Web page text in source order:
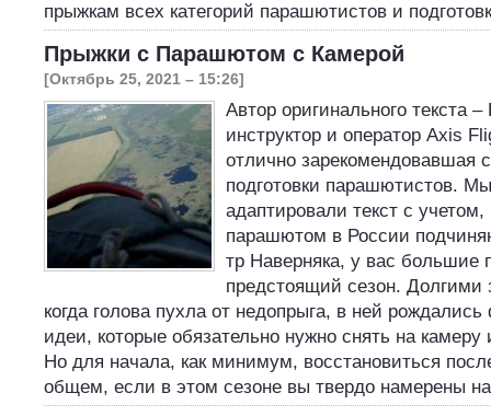
прыжкам всех категорий парашютистов и
Прыжки с Парашютом с Камерой
[Октябрь 25, 2021 – 15:26]
Автор оригинального текста
инструктор и оператор Axis
отлично
подготовки парашютистов.
адаптировали текст с
парашютом в России
тр Наверняка, у вас большие
предстоящий сезон.
когда голова пухла от недопрыга, в ней рождались
идеи, которые обязательно нужно снять на камеру
Но для начала, как минимум, восстановиться
общем, если в этом сезоне вы твердо намерены